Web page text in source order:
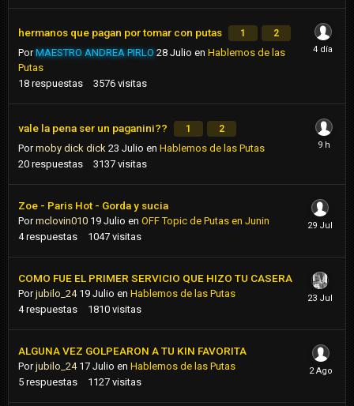
hermanos que pagan por tomar con putas 1 2
PorMAESTRO ANDREA PIRLO 28 Julio en Hablemos de las
Putas
18 respuestas 3576 visitas
vale la pena ser un paganini?? 1 2
Pormoby dick dick 23 Julio en Hablemos de las Putas
20 respuestas 3137 visitas
Zoe - Paris Hot - Gorda y sucia
Pormclovin010 19 Julio en OFF Topic de Putas en Junin
4 respuestas 1047 visitas
COMO FUE EL PRIMER SERVICIO QUE HIZO TU CASERA
Porjubilo_24 19 Julio en Hablemos de las Putas
4 respuestas 1810 visitas
ALGUNA VEZ GOLPEARON A TU KIN FAVORITA
Porjubilo_24 17 Julio en Hablemos de las Putas
5 respuestas 1127 visitas